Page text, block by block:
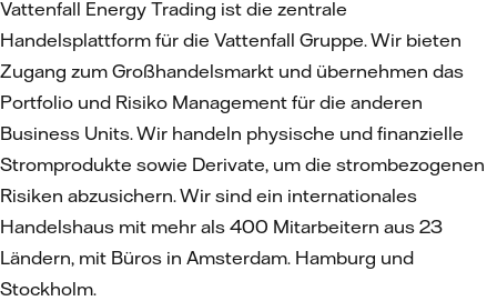
Vattenfall Energy Trading ist die zentrale
Handelsplattform für die Vattenfall Gruppe. Wir bieten
Zugang zum Großhandelsmarkt und übernehmen das
Portfolio und Risiko Management für die anderen
Business Units. Wir handeln physische und finanzielle
Stromprodukte sowie Derivate, um die strombezogenen
Risiken abzusichern. Wir sind ein internationales
Handelshaus mit mehr als 400 Mitarbeitern aus 23
Ländern, mit Büros in Amsterdam. Hamburg und
Stockholm.